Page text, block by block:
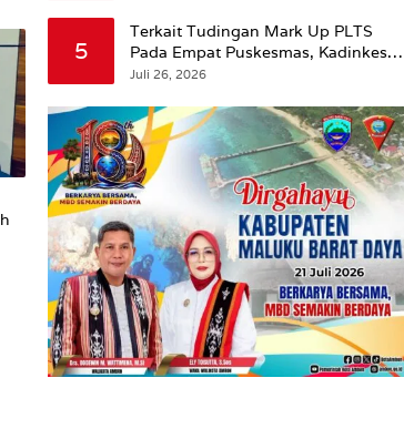
5
Terkait Tudingan Mark Up PLTS
Pada Empat Puskesmas, Kadinkes
Ambon Beri Klarifikasi.
Juli 26, 2026